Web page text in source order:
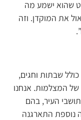
שהוא ישמע מה
את המוקדן. וזה
כמובן כולל שבתות וחגים,
המצלמות. אנחנו
העיר, בהם
נוספת התארגנה